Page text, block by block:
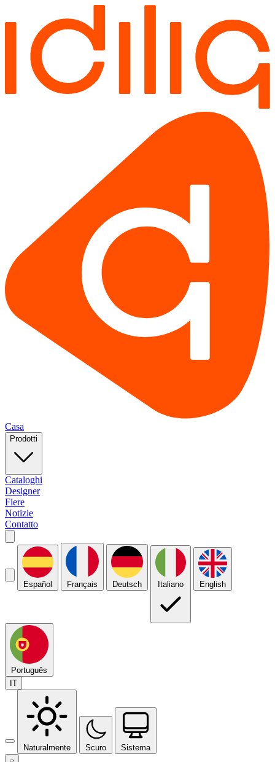
Casa
Prodotti
Cataloghi
Designer
Fiere
Notizie
Contatto
Español Français Deutsch Italiano English
Português
IT
Naturalmente Scuro Sistema